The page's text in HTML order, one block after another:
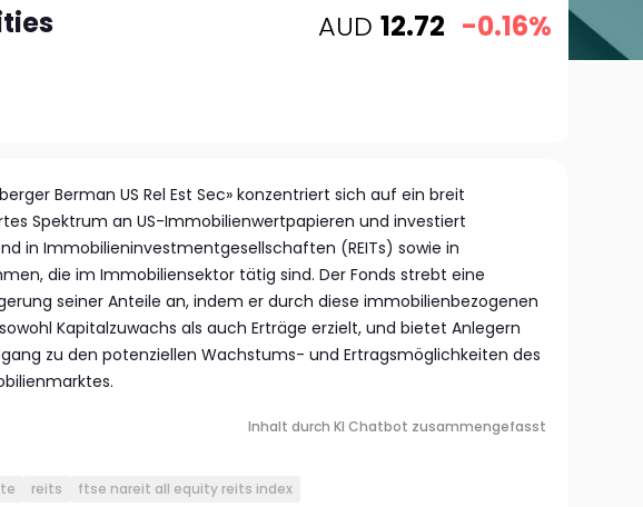
AUD 12.72 -0.16%
Berman US Rel Est Sec» konzentriert sich auf ein breit
Spektrum an US-Immobilienwertpapieren und investiert
in Immobilieninvestmentgesellschaften (REITs) sowie in
die im Immobiliensektor tätig sind. Der Fonds strebt eine
seiner Anteile an, indem er durch diese immobilienbezogenen
Kapitalzuwachs als auch Erträge erzielt, und bietet Anlegern
zu den potenziellen Wachstums- und Ertragsmöglichkeiten des
Inhalt durch KI Chatbot zusammengefasst
reits ftse nareit all equity reits index